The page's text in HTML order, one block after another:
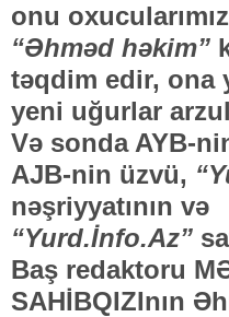
onu
“Əhməd həkim”
təqdim edir, ona
yeni uğurlar
Və sonda AYB-
AJB-nin üzvü,
nəşriyyatının və
“Yurd.İnfo.Az”
Baş redaktoru
SAHİBQIZInın